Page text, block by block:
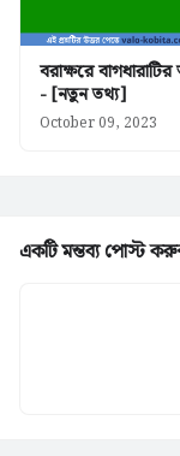
বরাক্ষরে
- [নতুন তথ্য]
October 09, 2023
একটি মন্তব্য পোস্ট